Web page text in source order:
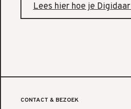
Lees hier hoe je
CONTACT & BEZOEK